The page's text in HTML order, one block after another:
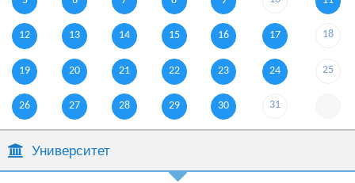
12 13 14 15 16 17 18
19 20 21 22 23 24 25
26 27 28 29 30 31
Университет